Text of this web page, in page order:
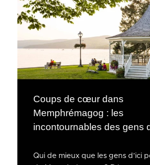
Coups de cœur dans
Memphrémagog : les
incontournables des gens
Qui de mieux que les gens d’ici